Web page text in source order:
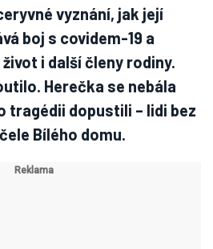
vyznání, jak její
boj s covidem-19 a
i další členy rodiny.
Herečka se nebála
dopustili – lidi bez
Bílého domu.